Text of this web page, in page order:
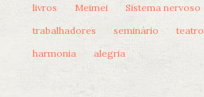
livros Meimei Sistema nervoso
trabalhadores
seminário teatro
harmonia
alegria